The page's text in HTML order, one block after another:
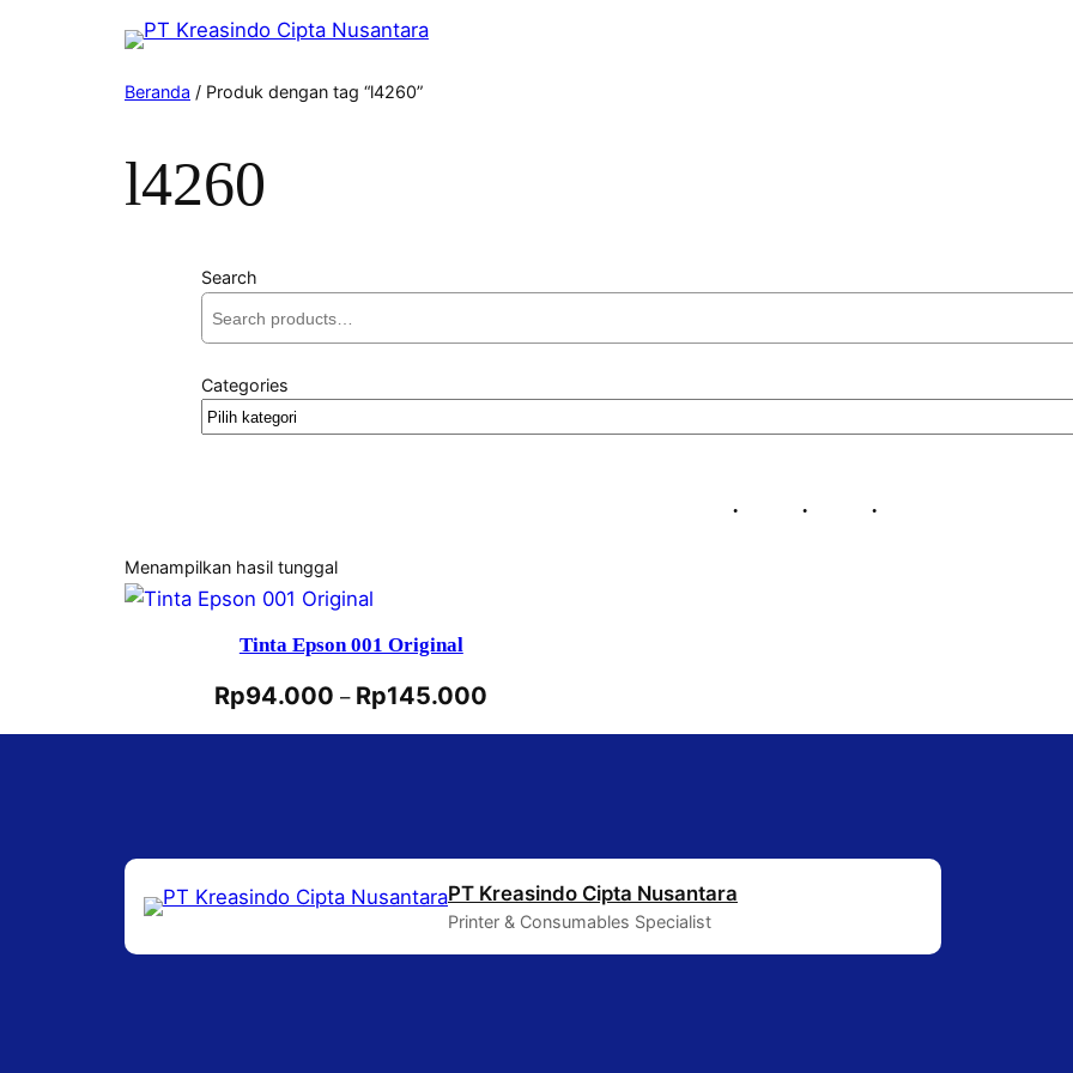
Beranda / Produk dengan tag “l4260”
l4260
Search
Categories
Pilih
Menampilkan hasil tunggal
Tinta Epson 001 Original
Rp94.000 – Rp145.000
PT Kreasindo Cipta Nusantara
Printer & Consumables Specialist